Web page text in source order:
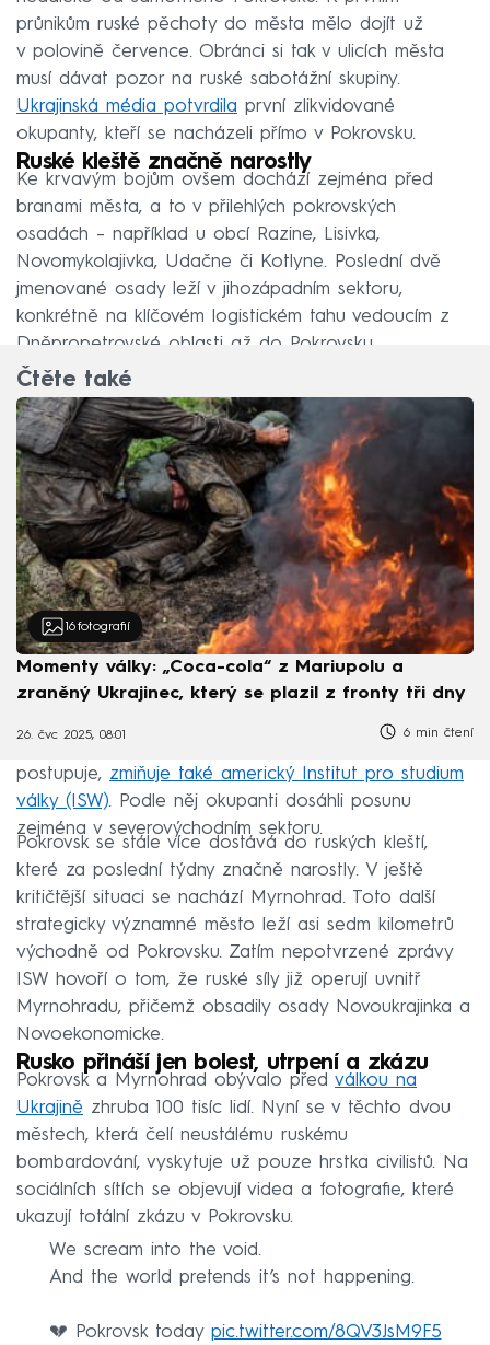
průnikům ruské pěchoty do města mělo dojít už
v polovině července. Obránci si tak v ulicích města
musí dávat pozor na ruské sabotážní skupiny.
Ukrajinská média potvrdila první zlikvidované
okupanty, kteří se nacházeli přímo v Pokrovsku.
Ruské kleště značně narostly
Ke krvavým bojům ovšem dochází zejména před
branami města, a to v přilehlých pokrovských
osadách – například u obcí Razine, Lisivka,
Novomykolajivka, Udačne či Kotlyne. Poslední dvě
jmenované osady leží v jihozápadním sektoru,
konkrétně na klíčovém logistickém tahu vedoucím z
Dněpropetrovské oblasti až do Pokrovsku.
Čtěte také
16 fotografií
Momenty války: „Coca-cola“ z Mariupolu a
zraněný Ukrajinec, který se plazil z fronty tři dny
26. čvc 2025, 08:01 6 min čtení
postupuje, zmiňuje také americký Institut pro studium
války (ISW). Podle něj okupanti dosáhli posunu
zejména v severovýchodním sektoru.
Pokrovsk se stále více dostává do ruských kleští,
které za poslední týdny značně narostly. V ještě
kritičtější situaci se nachází Myrnohrad. Toto další
strategicky významné město leží asi sedm kilometrů
východně od Pokrovsku. Zatím nepotvrzené zprávy
ISW hovoří o tom, že ruské síly již operují uvnitř
Myrnohradu, přičemž obsadily osady Novoukrajinka a
Novoekonomicke.
Rusko přináší jen bolest, utrpení a zkázu
Pokrovsk a Myrnohrad obývalo před válkou na
Ukrajině zhruba 100 tisíc lidí. Nyní se v těchto dvou
městech, která čelí neustálému ruskému
bombardování, vyskytuje už pouze hrstka civilistů. Na
sociálních sítích se objevují videa a fotografie, které
ukazují totální zkázu v Pokrovsku.
We scream into the void.
And the world pretends it’s not happening.
💔 Pokrovsk today pic.twitter.com/8QV3JsM9F5